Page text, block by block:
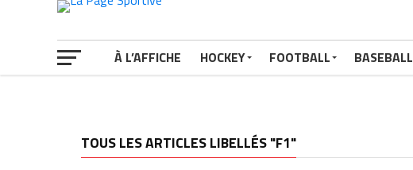
À L’AFFICHE HOCKEY FOOTBALL BASEBALL
TOUS LES ARTICLES LIBELLÉS "F1"